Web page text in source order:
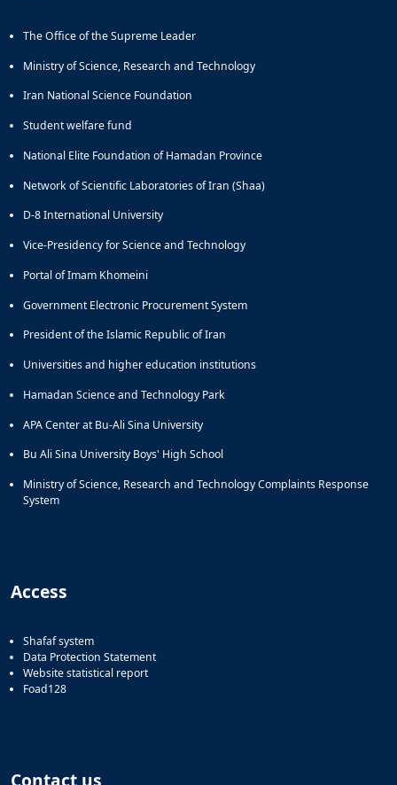
Deputy
Dean
for
Affairs
Deputy
for
Studies
The Office of the Supreme Leader
Ministry of Science, Research and Technology
Iran National Science Foundation
Student welfare fund
National Elite Foundation of Hamadan Province
Network of Scientific Laboratories of Iran (Shaa)
D-8 International University
Vice-Presidency for Science and Technology
Portal of Imam Khomeini
Government Electronic Procurement System
President of the Islamic Republic of Iran
Universities and higher education institutions
Hamadan Science and Technology Park
APA Center at Bu-Ali Sina University
Bu Ali Sina University Boys' High School
Ministry of Science, Research and Technology Complaints Response
System
Access
Shafaf system
Data Protection Statement
Website statistical report
Foad128